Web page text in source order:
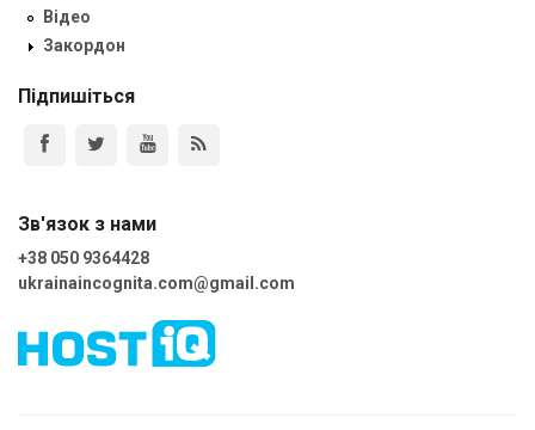
Відео
Закордон
Підпишіться
Зв'язок з нами
+38 050 9364428
ukrainaincognita.com@gmail.com